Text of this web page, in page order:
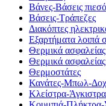
Βάνες-Βάσεις
Βάσεις-Τράπεζες
Διακόπτες
Εξαρτήματα λοιπά
Θερμικά ασφαλείας
Θερμικά
Θερμοστάτες
Κανάτες-Μπωλ-
Κλείστρα-